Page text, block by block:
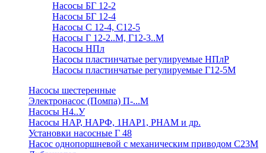
Насосы БГ 12-2
Насосы БГ 12-4
Насосы С 12-4, С12-5
Насосы Г 12-2..М, Г12-3..М
Насосы НПл
Насосы пластинчатые регулируемые НПлР
Насосы пластинчатые регулируемые Г12-5М
Насосы шестеренные
Электронасос (Помпа) П-...М
Насосы Н4..У
Насосы НАР, НАРФ, 1НАР1, РНАМ и др.
Установки насосные Г 48
Насос однопоршневой с механическим приводом С23М